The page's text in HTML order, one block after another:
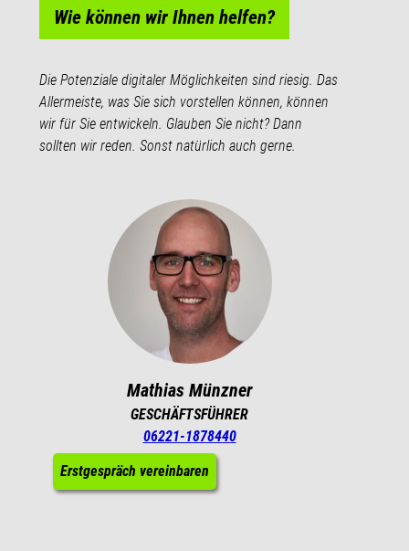
Wie können wir Ihnen helfen?
Die Potenziale digitaler Möglichkeiten sind riesig. Das
Allermeiste, was Sie sich vorstellen können, können
wir für Sie entwickeln. Glauben Sie nicht? Dann
sollten wir reden. Sonst natürlich auch gerne.
Mathias Münzner
GESCHÄFTSFÜHRER
06221-1878440
Erstgespräch vereinbaren